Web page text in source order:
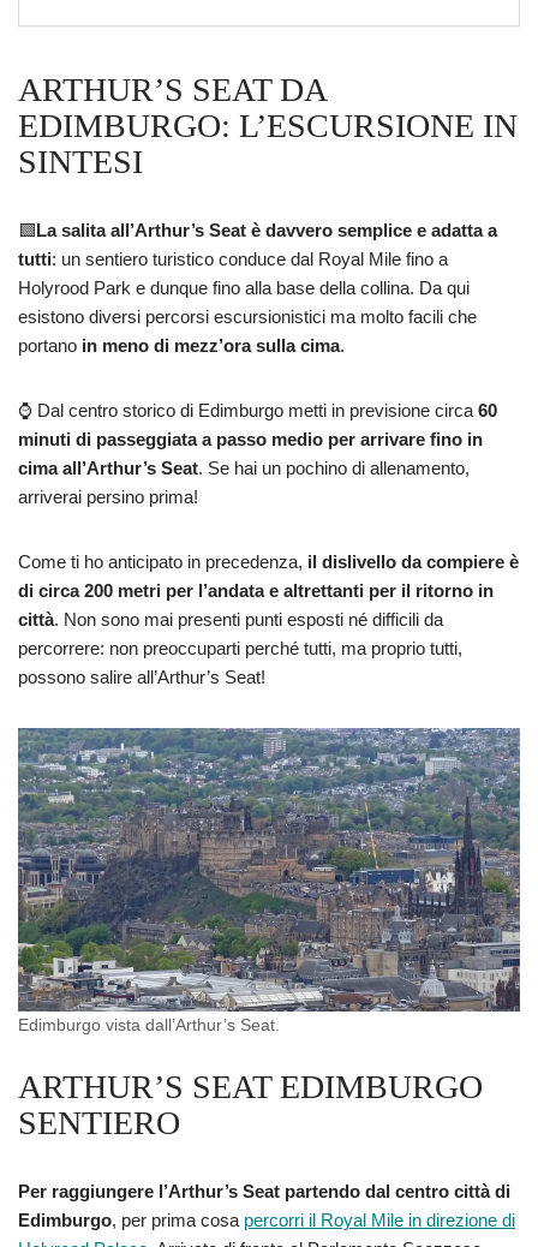
ARTHUR’S SEAT DA
EDIMBURGO: L’ESCURSIONE IN
SINTESI
🟩La salita all’Arthur’s Seat è davvero semplice e adatta a
tutti: un sentiero turistico conduce dal Royal Mile fino a
Holyrood Park e dunque fino alla base della collina. Da qui
esistono diversi percorsi escursionistici ma molto facili che
portano in meno di mezz’ora sulla cima.
⌚ Dal centro storico di Edimburgo metti in previsione circa 60
minuti di passeggiata a passo medio per arrivare fino in
cima all’Arthur’s Seat. Se hai un pochino di allenamento,
arriverai persino prima!
Come ti ho anticipato in precedenza, il dislivello da compiere è
di circa 200 metri per l’andata e altrettanti per il ritorno in
città. Non sono mai presenti punti esposti né difficili da
percorrere: non preoccuparti perché tutti, ma proprio tutti,
possono salire all’Arthur’s Seat!
Edimburgo vista dall’Arthur’s Seat.
ARTHUR’S SEAT EDIMBURGO
SENTIERO
Per raggiungere l’Arthur’s Seat partendo dal centro città di
Edimburgo, per prima cosa percorri il Royal Mile in direzione di